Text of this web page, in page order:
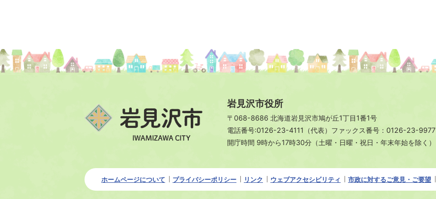
岩見沢市役所
〒068-8686 北海道岩見沢市鳩が丘1丁目1番1号
電話番号:0126-23-4111（代表）ファックス番号：0126-23-9977
開庁時間 9時から17時30分（土曜・日曜・祝日・年末年始を除く）
ホームページについて プライバシーポリシー リンク ウェブアクセシビリティ 市政に対するご意見・ご要望